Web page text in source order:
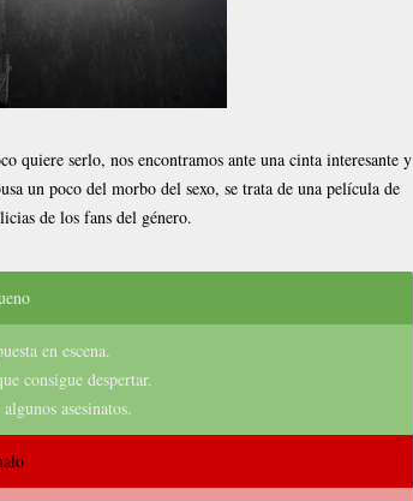
quiere serlo, nos encontramos ante una cinta interesante y
un poco del morbo del sexo, se trata de una película de
de los fans del género.
en escena.
consigue despertar.
asesinatos.